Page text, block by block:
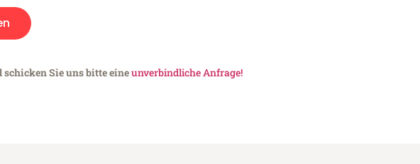
schicken Sie uns bitte eineunverbindliche Anfrage!